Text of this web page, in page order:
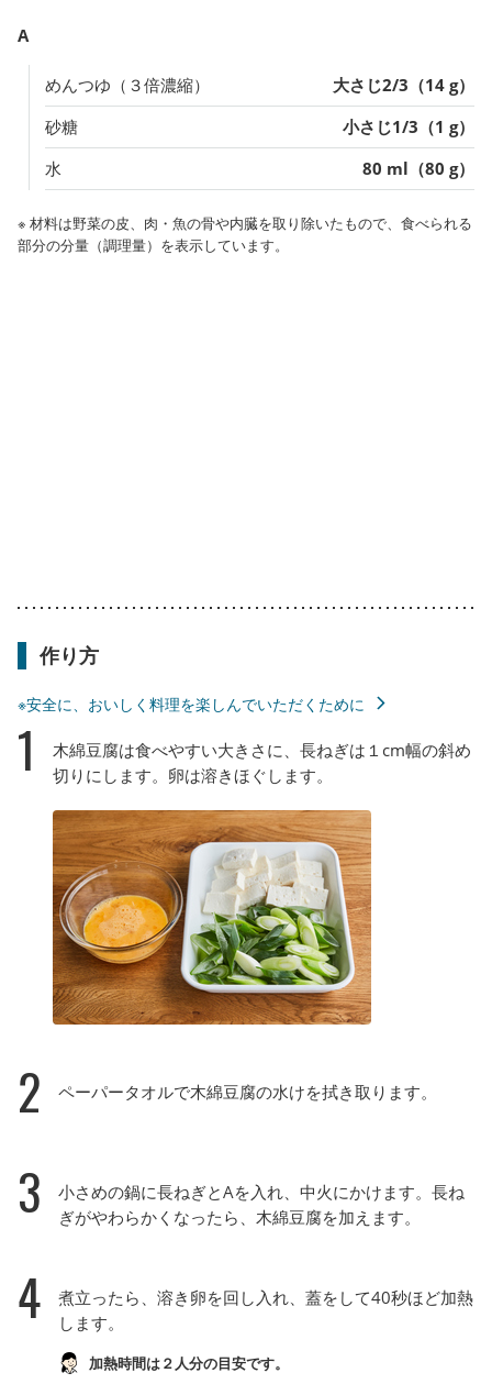
A
めんつゆ（３倍濃縮）
大さじ2/3（14 g）
砂糖
小さじ1/3（1 g）
水
80 ml（80 g）
※ 材料は野菜の皮、肉・魚の骨や内臓を取り除いたもので、食べられる
部分の分量（調理量）を表示しています。
作り方
※安全に、おいしく料理を楽しんでいただくために
1
木綿豆腐は食べやすい大きさに、長ねぎは１cm幅の斜め
切りにします。卵は溶きほぐします。
2 ペーパータオルで木綿豆腐の水けを拭き取ります。
3
小さめの鍋に長ねぎとAを入れ、中火にかけます。長ね
ぎがやわらかくなったら、木綿豆腐を加えます。
4
煮立ったら、溶き卵を回し入れ、蓋をして40秒ほど加熱
します。
加熱時間は２人分の目安です。